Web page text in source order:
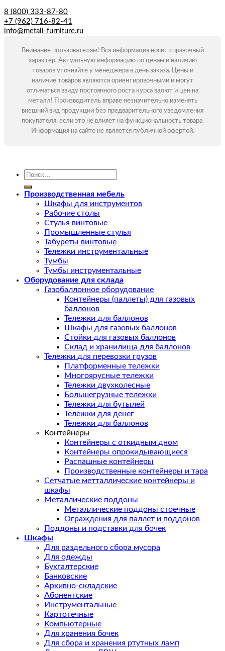
8 (800) 333-87-80
+7 (962) 716-82-41
info@metall-furniture.ru
Внимание пользователям! Вся информация носит справочный
характер. Актуальную информацию по ценам и наличию
товаров уточняйте у менеджера в день заказа. Цены и
наличие товаров являются ориентировочными и могут
отличаться ввиду постоянного роста курса валют и цен на
металл! Производитель вправе незначительно изменять
внешний вид продукции без предварительного уведомления
покупателя, если это не влияет на функциональность товара.
Информация на сайте не является публичной офертой.
Искать:
Производственная мебель
Шкафы для инструментов
Рабочие столы
Стулья винтовые
Промышленные стулья
Табуреты винтовые
Тележки инструментальные
Тумбы
Тумбы инструментальные
Оборудование для склада
Газобаллонное оборудование
Контейнеры (паллеты) для газовых
баллонов
Тележки для баллонов
Шкафы для газовых баллонов
Стойки для газовых баллонов
Склад и хранилища для баллонов
Тележки для перевозки грузов
Платформенные тележки
Многоярусные тележки
Тележки двухколесные
Большегрузные тележки
Тележки для бутылей
Тележки для денег
Тележки для баллонов
Контейнеры
Контейнеры с откидным дном
Контейнеры опрокидывающиеся
Распашные контейнеры
Производственные контейнеры и тара
Сетчатые метталлические контейнеры и
шкафы
Металлические поддоны
Металлические поддоны стоечные
Ограждения для паллет и поддонов
Поддоны и подставки для бочек
Шкафы
Для раздельного сбора мусора
Для одежды
Бухгалтерские
Банковские
Архивно-складские
Абонентские
Инструментальные
Картотечные
Компьютерные
Для хранения бочек
Для сбора и хранения ртутных ламп